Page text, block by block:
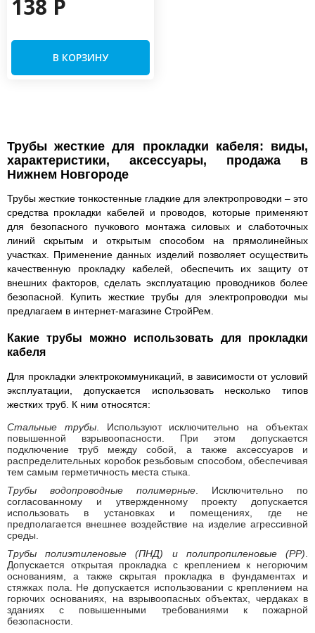
138 P
В КОРЗИНУ
Трубы жесткие для прокладки кабеля: виды,
характеристики, аксессуары, продажа в
Нижнем Новгороде
Трубы жесткие тонкостенные гладкие для электропроводки – это
средства прокладки кабелей и проводов, которые применяют
для безопасного пучкового монтажа силовых и слаботочных
линий скрытым и открытым способом на прямолинейных
участках. Применение данных изделий позволяет осуществить
качественную прокладку кабелей, обеспечить их защиту от
внешних факторов, сделать эксплуатацию проводников более
безопасной. Купить жесткие трубы для электропроводки мы
предлагаем в интернет-магазине СтройРем.
Какие трубы можно использовать для прокладки
кабеля
Для прокладки электрокоммуникаций, в зависимости от условий
эксплуатации, допускается использовать несколько типов
жестких труб. К ним относятся:
Стальные трубы. Используют исключительно на объектах
повышенной взрывоопасности. При этом допускается
подключение труб между собой, а также аксессуаров и
распределительных коробок резьбовым способом, обеспечивая
тем самым герметичность места стыка.
Трубы водопроводные полимерные . Исключительно по
согласованному и утвержденному проекту допускается
использовать в установках и помещениях, где не
предполагается внешнее воздействие на изделие агрессивной
среды.
Трубы полиэтиленовые (ПНД) и полипропиленовые (PP)
Допускается открытая прокладка с креплением к негорючим
основаниям, а также скрытая прокладка в фундаментах и
стяжках пола. Не допускается использовании с креплением на
горючих основаниях, на взрывоопасных объектах, чердаках в
зданиях с повышенными требованиями к пожарной
безопасности.